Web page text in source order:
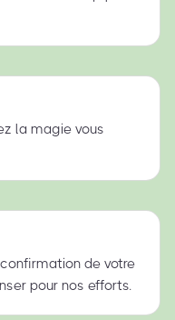
la magie vous
de votre
pour nos efforts.